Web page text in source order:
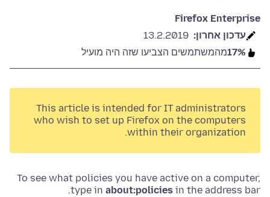
Firefox Enterprise
עדכון אחרון: 13.2.2019
17%מהמשתמשים הצביעו שזה היה מועיל
This article is intended for IT administrators
who wish to set up Firefox on the computers
within their organization.
To see what policies you have active on a computer,
type in about:policies in the address bar.